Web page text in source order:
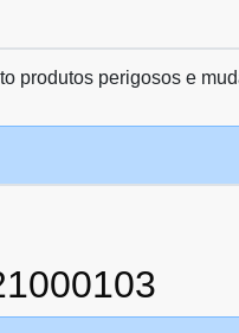
produtos perigosos e